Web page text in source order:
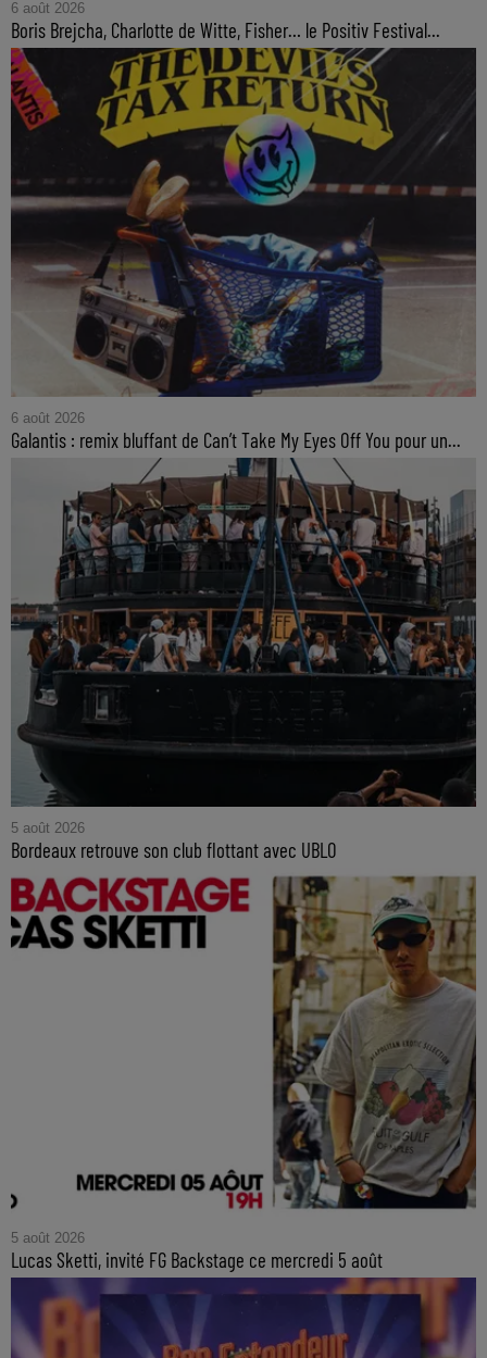
6 août 2026
Boris Brejcha, Charlotte de Witte, Fisher… le Positiv Festival...
6 août 2026
Galantis : remix bluffant de Can’t Take My Eyes Off You pour un...
5 août 2026
Bordeaux retrouve son club flottant avec UBLO
5 août 2026
Lucas Sketti, invité FG Backstage ce mercredi 5 août